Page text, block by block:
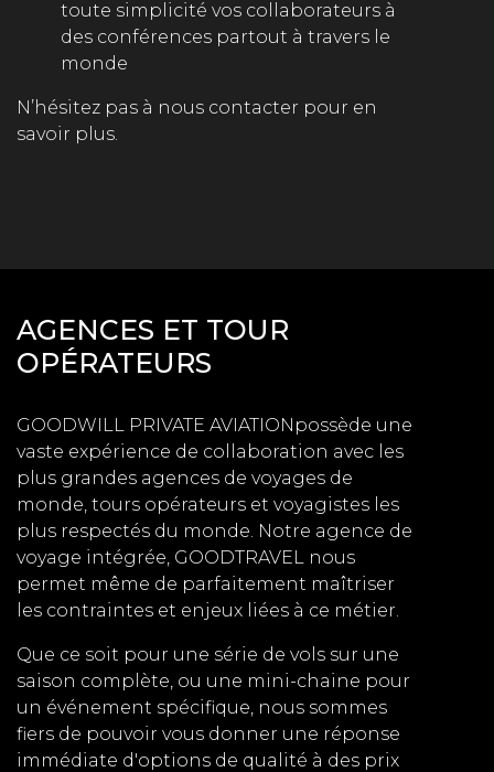
toute simplicité vos collaborateurs à
des conférences partout à travers le
monde
N’hésitez pas à nous contacter pour en
savoir plus.
AGENCES ET TOUR
OPÉRATEURS
GOODWILL PRIVATE AVIATION possède une
vaste expérience de collaboration avec les
plus grandes agences de voyages de
monde, tours opérateurs et voyagistes les
plus respectés du monde. Notre agence de
voyage intégrée, GOODTRAVEL nous
permet même de parfaitement maîtriser
les contraintes et enjeux liées à ce métier.
Que ce soit pour une série de vols sur une
saison complète, ou une mini-chaine pour
un événement spécifique, nous sommes
fiers de pouvoir vous donner une réponse
immédiate d'options de qualité à des prix